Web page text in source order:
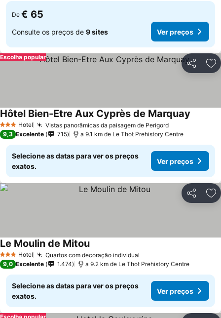
De € 65
Consulte os preços de 9 sites Ver preços
Partilhar
Escolha popular
3 EstrelasHotel Vistas panorâmicas da paisagem de Perigord
Hôtel Bien-Etre Aux Cyprès de Marquay
9,3 Excelente 715 a 9.1 km de Le Thot Prehistory Centre
Selecione as datas para ver os preços
exatos.
Ver preços
Partilhar
3 EstrelasHotel Quartos com decoração individual
Le Moulin de Mitou
9,0 Excelente 1.474 a 9.2 km de Le Thot Prehistory Centre
Selecione as datas para ver os preços
exatos.
Ver preços